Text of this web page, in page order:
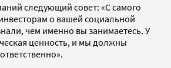
следующий совет: «С самого
о вашей социальной
чем именно вы занимаетесь. У
ценность, и мы должны